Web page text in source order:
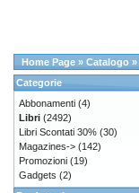
Home Page » Catalogo »
Categorie
Abbonamenti (4)
Libri (2492)
Libri Scontati 30% (30)
Magazines-> (142)
Promozioni (19)
Gadgets (2)